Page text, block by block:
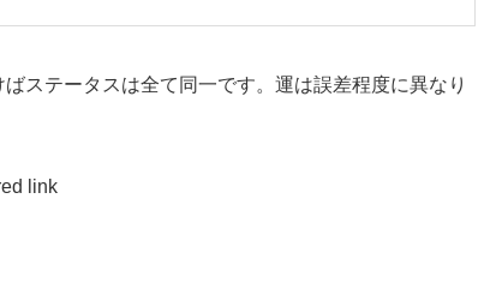
ステータスは全て同一です。運は誤差程度に異なり
link